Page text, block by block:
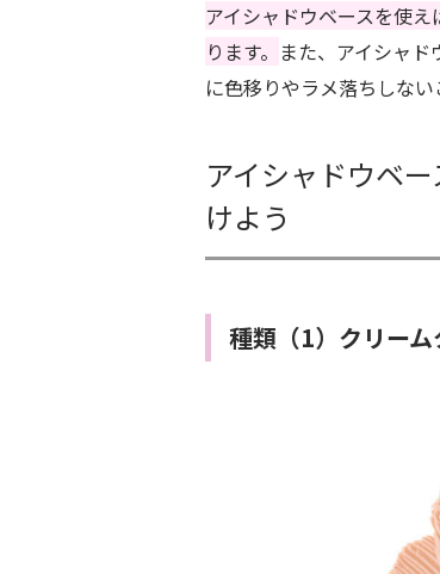
アイシャドウベースを使
ります。 また、アイシャ
に色移りやラメ落ちしない
アイシャドウベ
けよう
種類（1）クリー